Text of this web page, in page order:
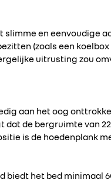
slimme en eenvoudige
(zoals een
uitrusting zou
aan het oog
dat de bergruimte van
is de hoedenplank
biedt het bed minimaal